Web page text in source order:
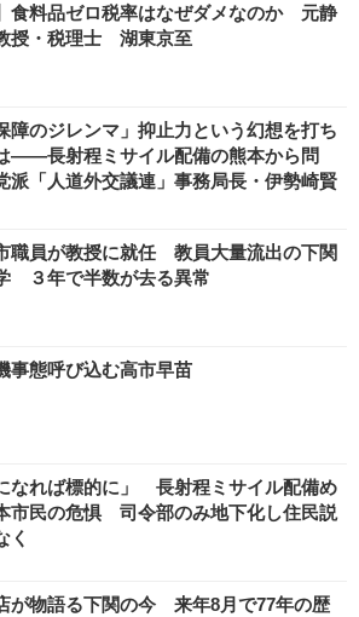
食料品ゼロ税率はなぜダメなのか 元静
授・税理士 湖東京至
障のジレンマ」抑止力という幻想を打ち
――長射程ミサイル配備の熊本から問
「人道外交議連」事務局長・伊勢崎賢
職員が教授に就任 教員大量流出の下関
３年で半数が去る異常
事態呼び込む高市早苗
なれば標的に」 長射程ミサイル配備め
市民の危惧 司令部のみ地下化し住民説
く
が物語る下関の今 来年8月で77年の歴